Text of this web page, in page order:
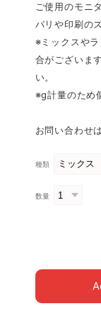
ご使用のモニ
バリや印刷の
※ミックスや
合がございま
い。
※g計量のため
お問い合わせ
種類
数量